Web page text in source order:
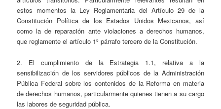
estos momentos la Ley Reglamentaria del Artículo 29 de la
Constitución Política de los Estados Unidos Mexicanos, así
como la de reparación ante violaciones a derechos humanos,
que reglamente el artículo 1º párrafo tercero de la Constitución.
2. El cumplimiento de la Estrategia 1.1, relativa a la
sensibilización de los servidores públicos de la Administración
Pública Federal sobre los contenidos de la Reforma en materia
de derechos humanos, particularmente quienes tienen a su cargo
las labores de seguridad pública.